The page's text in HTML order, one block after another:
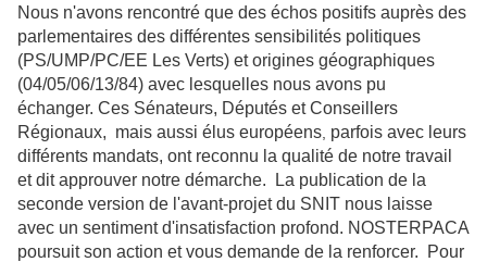
Nous n'avons rencontré que des échos positifs auprès des
parlementaires des différentes sensibilités politiques
(PS/UMP/PC/EE Les Verts) et origines géographiques
(04/05/06/13/84) avec lesquelles nous avons pu
échanger. Ces Sénateurs, Députés et Conseillers
Régionaux, mais aussi élus européens parfois avec leurs
différents mandats, ont reconnu la qualité de notre travail
et dit approuver notre démarche.
La publication de la
seconde version de l'avant-projet du SNIT nous laisse
avec un sentiment d'insatisfaction profond. NOSTERPACA
poursuit son action et vous demande de la renforcer.
Pour